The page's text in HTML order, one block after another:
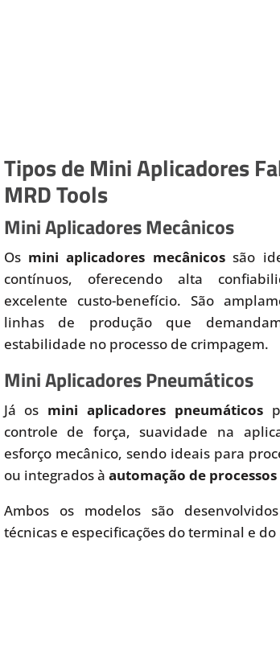
Tipos de Mini Aplicadores
MRD Tools
Mini Aplicadores Mecânicos
Os mini aplicadores mecânicossão
contínuos, oferecendo alta
excelente custo-benefício. São
linhas de produção que
estabilidade no processo de crimpagem.
Mini Aplicadores Pneumáticos
Já os mini aplicadores pneumáticos
controle de força, suavidade na
esforço mecânico, sendo ideais para
ou integrados à automação de
Ambos os modelos são
técnicas e especificações do terminal e